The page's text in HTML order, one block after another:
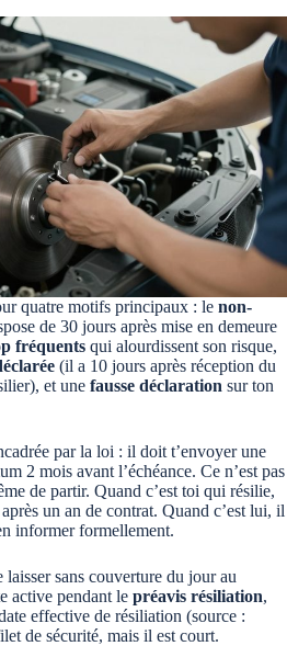
quatre motifs principaux : le non-
de 30 jours après mise en demeure
fréquents qui alourdissent son risque,
(il a 10 jours après réception du
et une fausse déclaration sur ton
par la loi : il doit t’envoyer une
2 mois avant l’échéance. Ce n’est pas
de partir. Quand c’est toi qui résilie,
un an de contrat. Quand c’est lui, il
informer formellement.
laisser sans couverture du jour au
active pendant le préavis résiliation,
effective de résiliation (source :
de sécurité, mais il est court.